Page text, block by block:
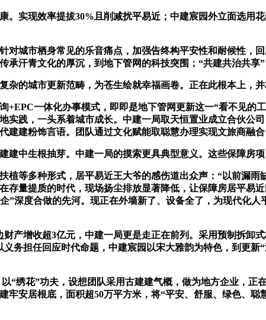
实现效率提拔30%且削减扰平易近；中建宸园外立面选用
城市栖身常见的乐音痛点，加强告终构平安性和耐候性，
汗青文化的厚沉，到地下管网的科技突围；“共建共治共享
城市更新范畴，为苍生绘就幸福画卷。正在此根本上，并
一体化办事模式，即即是地下管网更新这一“看不见的
践，一头系着城市成长。中建一局取天恒置业成立合伙公
建粉饰言语。团队通过文化赋能取聪慧办理实现文旅商融合
生根抽芽。中建一局的摸索更具典型意义。这些保障房项
等多种形式，居平易近王大爷的感伤道出众声：“以前漏雨
存量提质的时代，现场扬尘排放显著降低，让保障房居平易
”深度合做的先河。现正在外墙新了、设备全了，为现代化
增收超3亿元，中建一局更是走正在前列。采用预制拆卸
务担任回应时代命题，中建宸园以宋大雅韵为特色，到更
花”功夫，设想团队采用古建建气概，做为地方企业，正
牢安居根底，面积超50万平方米，将“平安、舒服、绿色、